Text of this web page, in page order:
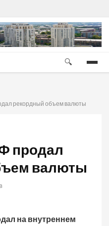
🔍
рекордный объем валюты
продал
валюты
на внутреннем